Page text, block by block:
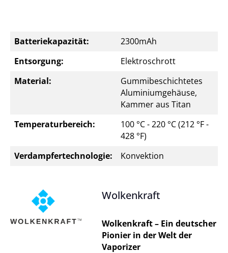
Batteriekapazität:
2300mAh
Entsorgung:
Elektroschrott
Material:
Gummibeschichtetes
Aluminiumgehäuse,
Kammer aus Titan
Temperaturbereich:
100 °C - 220 °C (212 °F -
428 °F)
Verdampfertechnologie:
Konvektion
Wolkenkraft
Wolkenkraft – Ein deutscher
Pionier in der Welt der
Vaporizer